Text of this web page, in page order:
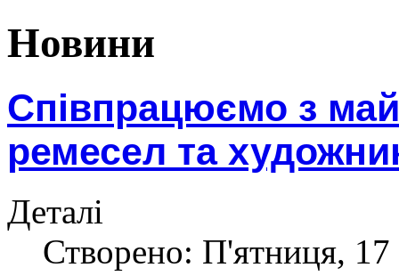
Новини
Співпрацюємо з
ремесел та
Деталі
Створено: П'ятниця,